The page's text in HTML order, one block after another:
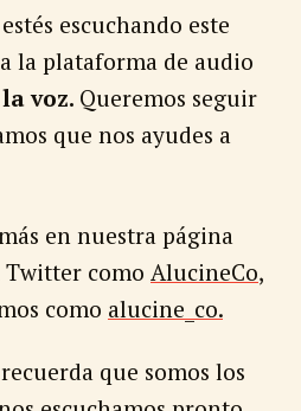
escuchando este
la plataforma de audio
voz. Queremos seguir
que nos ayudes a
en nuestra página
Twitter como AlucineCo,
como alucine_co.
que somos los